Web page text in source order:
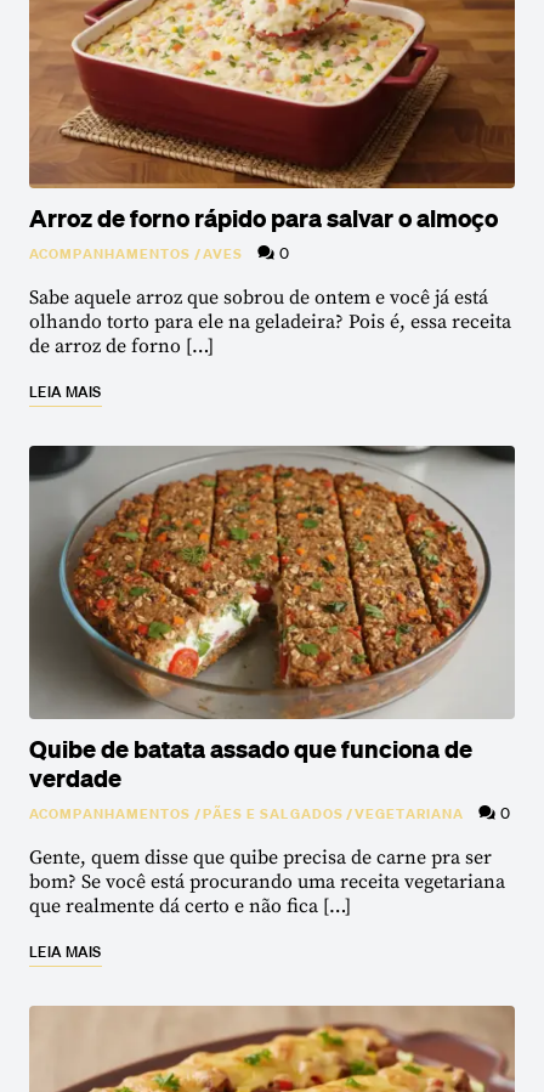
Arroz de forno rápido para salvar o almoço
ACOMPANHAMENTOS /AVES 0
Sabe aquele arroz que sobrou de ontem e você já está
olhando torto para ele na geladeira? Pois é, essa receita
de arroz de forno […]
LEIA MAIS
Quibe de batata assado que funciona de
verdade
ACOMPANHAMENTOS /PÃES E SALGADOS/VEGETARIANA 0
Gente, quem disse que quibe precisa de carne pra ser
bom? Se você está procurando uma receita vegetariana
que realmente dá certo e não fica […]
LEIA MAIS